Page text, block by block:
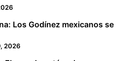
Los Godínez mexicanos se
2026